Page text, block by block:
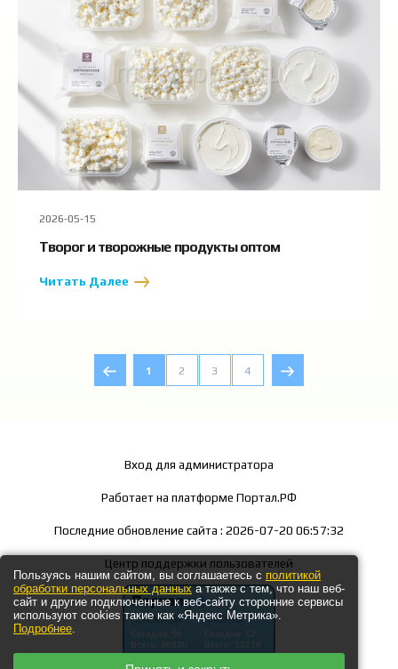
Пользуясь нашим сайтом, вы соглашаетесь с политикой
обработки персональных данныха также с тем, что наш веб-
сайт и другие подключенные к веб-сайту сторонние сервисы
используют cookies такие как «Яндекс Метрика».
Подробнее.
2026-05-15
Творог и творожные продукты оптом
Читать Далее
1 2 3 4
Вход для администратора
Работает на платформе Портал.РФ
Последние обновление сайта : 2026-07-20 06:57:32
Центр поддержки пользователей